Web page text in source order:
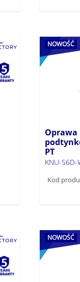
NOWOŚĆ
Oprawa
PT
KNU-S6D-
Kod
NOWOŚĆ